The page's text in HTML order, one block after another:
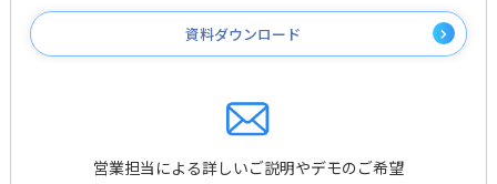
資料ダウンロード
営業担当による詳しいご説明やデモのご希望